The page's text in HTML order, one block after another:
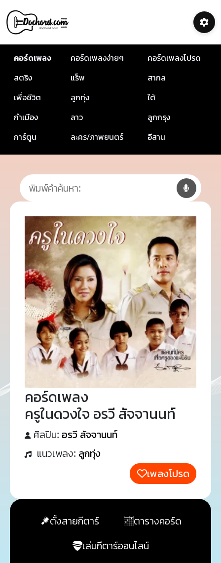
คอร์ดเพลง คอร์ดเพลงง่ายๆ
คอร์ดเพลงโปรด
สตริง
แร็พ
สากล
เพื่อชีวิต
ลูกทุ่ง
ใต้
กำเมือง
ลาว
ลูกกรุง
การ์ตูน
ละคร/ภาพยนตร์ อีสาน
คอร์ดเพลง
ครูในดวงใจ อรวี สัจจานนท์
ศิลปิน: อรวี สัจจานนท์
แนวเพลง: ลูกทุ่ง
เพลงโปรด
ตั้งสายกีตาร์
ตารางคอร์ด
เล่นกีตาร์ออนไลน์